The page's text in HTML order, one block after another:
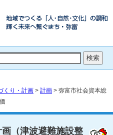
くり・計画 > 計画 > 弥富市社会資本総
（津波避難施設整